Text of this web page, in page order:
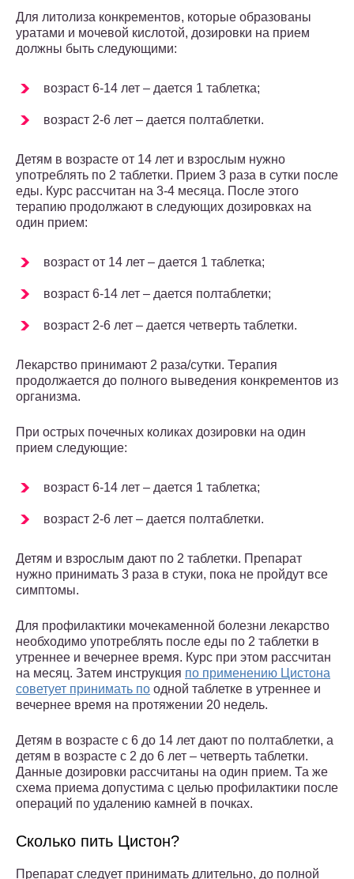
Для литолиза конкрементов, которые образованы
уратами и мочевой кислотой, дозировки на прием
должны быть следующими:
возраст 6-14 лет – дается 1 таблетка;
возраст 2-6 лет – дается полтаблетки.
Детям в возрасте от 14 лет и взрослым нужно
употреблять по 2 таблетки. Прием 3 раза в сутки после
еды. Курс рассчитан на 3-4 месяца. После этого
терапию продолжают в следующих дозировках на
один прием:
возраст от 14 лет – дается 1 таблетка;
возраст 6-14 лет – дается полтаблетки;
возраст 2-6 лет – дается четверть таблетки.
Лекарство принимают 2 раза/сутки. Терапия
продолжается до полного выведения конкрементов из
организма.
При острых почечных коликах дозировки на один
прием следующие:
возраст 6-14 лет – дается 1 таблетка;
возраст 2-6 лет – дается полтаблетки.
Детям и взрослым дают по 2 таблетки. Препарат
нужно принимать 3 раза в стуки, пока не пройдут все
симптомы.
Для профилактики мочекаменной болезни лекарство
необходимо употреблять после еды по 2 таблетки в
утреннее и вечернее время. Курс при этом рассчитан
на месяц. Затем инструкция по применению Цистона
советует принимать по одной таблетке в утреннее и
вечернее время на протяжении 20 недель.
Детям в возрасте с 6 до 14 лет дают по полтаблетки, а
детям в возрасте с 2 до 6 лет – четверть таблетки.
Данные дозировки рассчитаны на один прием. Та же
схема приема допустима с целью профилактики после
операций по удалению камней в почках.
Сколько пить Цистон?
Препарат следует принимать длительно, до полной